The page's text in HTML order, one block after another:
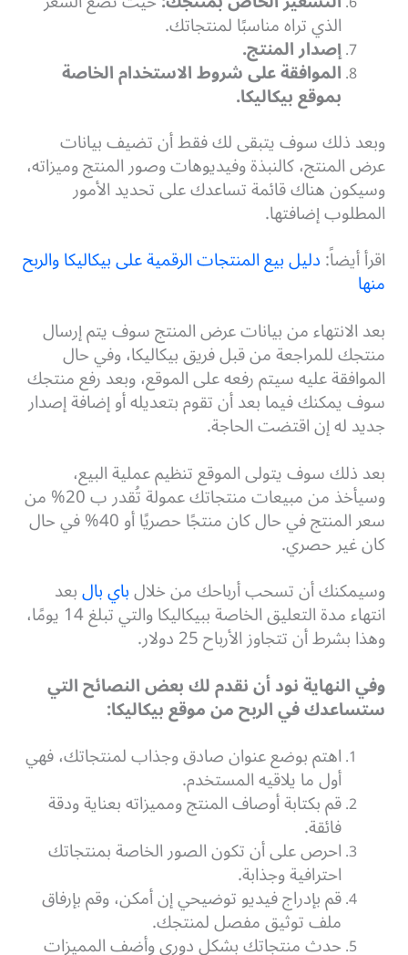
الذي تراه مناسبًا لمنتجاتك.
إصدار المنتج.
الموافقة على شروط الاستخدام الخاصة
بموقع بيكاليكا.
وبعد ذلك سوف يتبقى لك فقط أن تضيف بيانات
عرض المنتج، كالنبذة وفيديوهات وصور المنتج وميزاته،
وسيكون هناك قائمة تساعدك على تحديد الأمور
المطلوب إضافتها.
اقرأ أيضاً:دليل بيع المنتجات الرقمية على بيكاليكا والربح
منها
بعد الانتهاء من بيانات عرض المنتج سوف يتم إرسال
منتجك للمراجعة من قبل فريق بيكاليكا، وفي حال
الموافقة عليه سيتم رفعه على الموقع، وبعد رفع منتجك
سوف يمكنك فيما بعد أن تقوم بتعديله أو إضافة إصدار
جديد له إن اقتضت الحاجة.
بعد ذلك سوف يتولى الموقع تنظيم عملية البيع،
وسيأخذ من مبيعات منتجاتك عمولة تُقدر ب 20% من
سعر المنتج في حال كان منتجًا حصريًا أو 40% في حال
كان غير حصري.
وسيمكنك أن تسحب أرباحك من خلالباي بالبعد
انتهاء مدة التعليق الخاصة ببيكاليكا والتي تبلغ 14 يومًا،
وهذا بشرط أن تتجاوز الأرباح 25 دولار.
وفي النهاية نود أن نقدم لك بعض النصائح التي
ستساعدك في الربح من موقع بيكاليكا:
اهتم بوضع عنوان صادق وجذاب لمنتجاتك، فهي
أول ما يلاقيه المستخدم.
قم بكتابة أوصاف المنتج ومميزاته بعناية ودقة
فائقة.
احرص على أن تكون الصور الخاصة بمنتجاتك
احترافية وجذابة.
قم بإدراج فيديو توضيحي إن أمكن، وقم بإرفاق
ملف توثيق مفصل لمنتجك.
حدث منتجاتك بشكل دوري وأضف المميزات